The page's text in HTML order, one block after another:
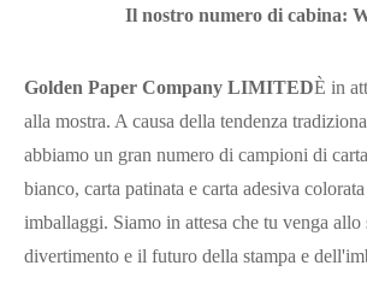
Il nostro numero di cabina:
Golden Paper Company LIMITEDÈ in
alla mostra. A causa della tendenza
abbiamo un gran numero di campioni di
bianco, carta patinata e carta adesiva
imballaggi. Siamo in attesa che tu venga allo
divertimento e il futuro della stampa e